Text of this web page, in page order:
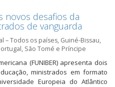
novos desafios da
de vanguarda
– Todos os países, Guiné-Bissau,
, São Tomé e Príncipe
(FUNIBER) apresenta dois
ministrados em formato
Europeia do Atlântico